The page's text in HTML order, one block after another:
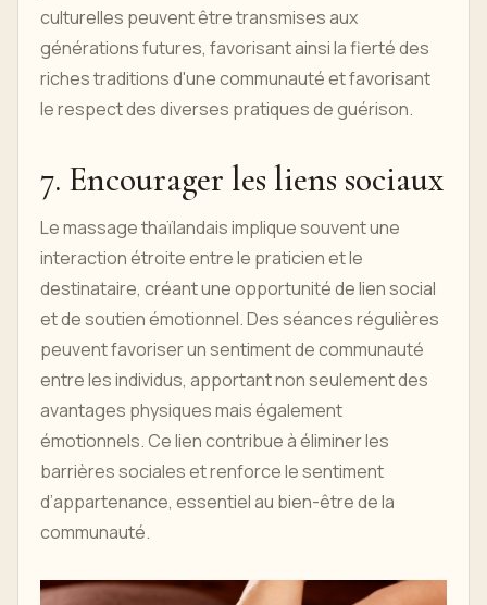
culturelles peuvent être transmises aux
générations futures, favorisant ainsi la fierté des
riches traditions d'une communauté et favorisant
le respect des diverses pratiques de guérison.
7. Encourager les liens sociaux
Le massage thaïlandais implique souvent une
interaction étroite entre le praticien et le
destinataire, créant une opportunité de lien social
et de soutien émotionnel. Des séances régulières
peuvent favoriser un sentiment de communauté
entre les individus, apportant non seulement des
avantages physiques mais également
émotionnels. Ce lien contribue à éliminer les
barrières sociales et renforce le sentiment
d’appartenance, essentiel au bien-être de la
communauté.